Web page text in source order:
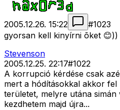
2005.12.26. 15:22 #1023
gyorsan kell kinyírni õket 😊))
Stevenson
2005.12.25. 22:17#1022
A korrupció kérdése csak
mert a hódításokkal akkor fel
területet, melyre utána simán
kezdhetem majd újra...